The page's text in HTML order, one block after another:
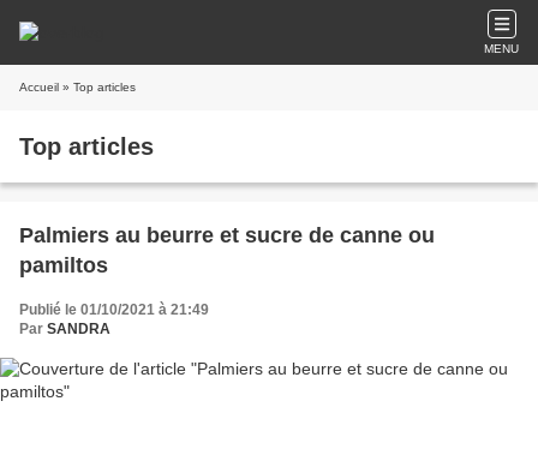
MENU
Accueil » Top articles
Top articles
Palmiers au beurre et sucre de canne ou
pamiltos
Publié le 01/10/2021 à 21:49
Par SANDRA